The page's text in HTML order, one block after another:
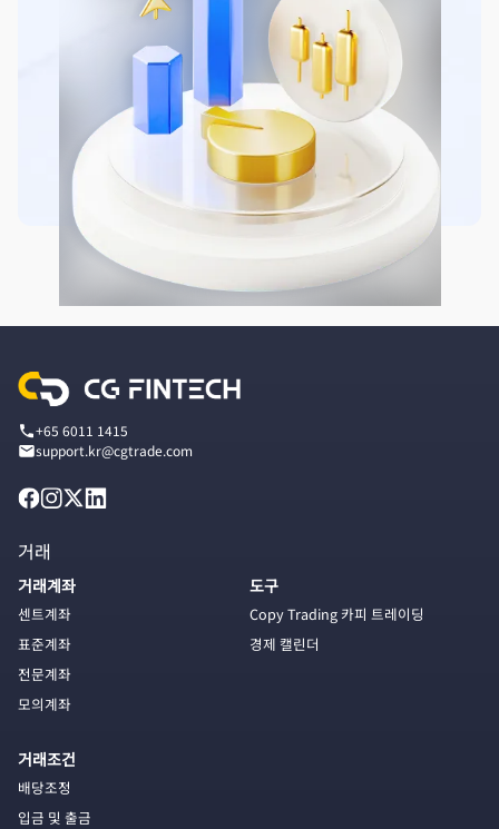
+65 6011 1415
support.kr@cgtrade.com
거래
거래계좌
센트계좌
표준계좌
전문계좌
모의계좌
거래조건
배당조정
입금 및 출금
도구
Copy Trading 카피 트레이딩
경제 캘린더